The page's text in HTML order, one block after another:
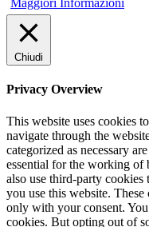
Maggiori Informazioni
Chiudi
Privacy Overview
This website uses cookies
navigate through the
categorized as necessary
essential for the working of
also use third-party cookies
you use this website.
only with your consent.
cookies. But opting out of